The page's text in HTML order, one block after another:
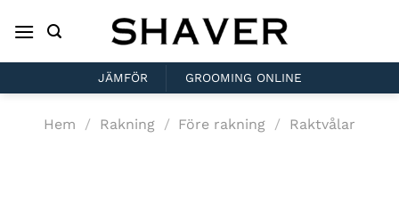
JÄMFÖR GROOMING ONLINE
Hem / Rakning / Före rakning / Raktvålar